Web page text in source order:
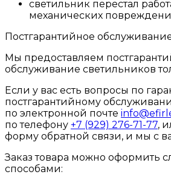
светильник перестал
механических
Постгарантийное
Мы предоставляем
обслуживание светильников
Если у вас есть вопросы по
постгарантийному
по электронной почте
по телефону +7 (929) 276-71-77,
форму обратной связи, и мы с
Заказ товара можно оформить
способами: